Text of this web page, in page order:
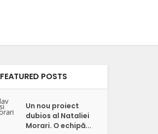
FEATURED POSTS
Un nou proiect
dubios al Nataliei
Morari. O echipă...